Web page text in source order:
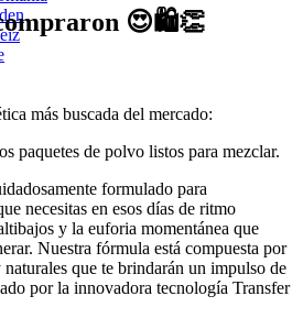
😍🛍️👏
más buscada del mercado:
paquetes de polvo listos para mezclar.
formulado para
necesitas en esos días de ritmo
y la euforia momentánea que
Nuestra fórmula está compuesta por
que te brindarán un impulso de
por la innovadora tecnología Transfer